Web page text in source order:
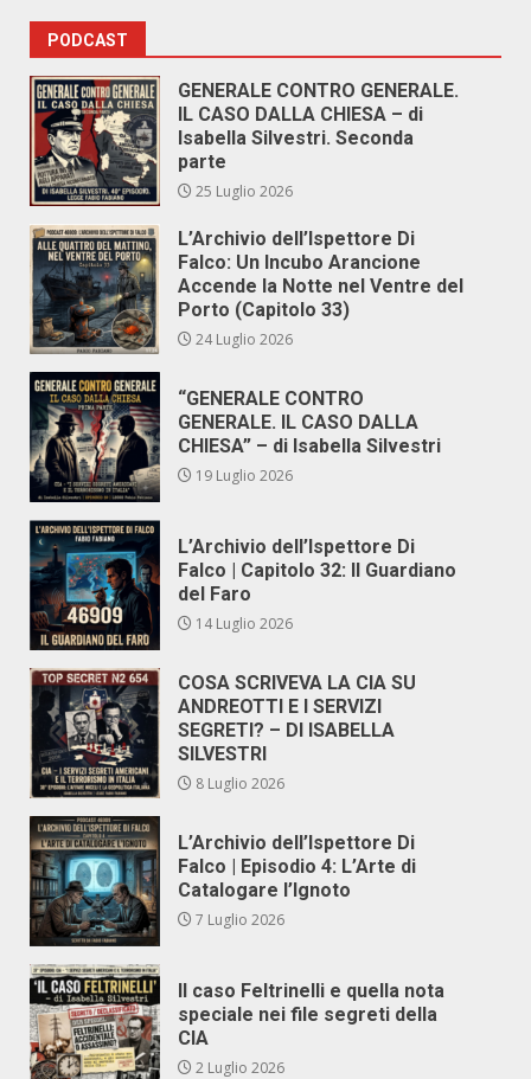
PODCAST
GENERALE CONTRO GENERALE.
IL CASO DALLA CHIESA – di
Isabella Silvestri. Seconda
parte
25 Luglio 2026
L’Archivio dell’Ispettore Di
Falco: Un Incubo Arancione
Accende la Notte nel Ventre del
Porto (Capitolo 33)
24 Luglio 2026
“GENERALE CONTRO
GENERALE. IL CASO DALLA
CHIESA” – di Isabella Silvestri
19 Luglio 2026
L’Archivio dell’Ispettore Di
Falco | Capitolo 32: Il Guardiano
del Faro
14 Luglio 2026
COSA SCRIVEVA LA CIA SU
ANDREOTTI E I SERVIZI
SEGRETI? – DI ISABELLA
SILVESTRI
8 Luglio 2026
L’Archivio dell’Ispettore Di
Falco | Episodio 4: L’Arte di
Catalogare l’Ignoto
7 Luglio 2026
Il caso Feltrinelli e quella nota
speciale nei file segreti della
CIA
2 Luglio 2026